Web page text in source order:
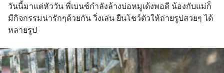
วันนี้มาแต่หัววัน พี่เบนซ์กำลังล้างบ่อหมูเด้งพอดี น้องกับแม่ก็
มีกิจกรรมน่ารักๆด้วยกัน วิ่งเล่น ยืนโชว์ตัวให้ถ่ายรูปสวยๆ ได้
หลายรูป